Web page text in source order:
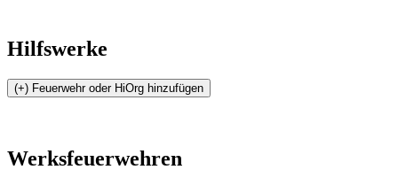
Hilfswerke
Werksfeuerwehren